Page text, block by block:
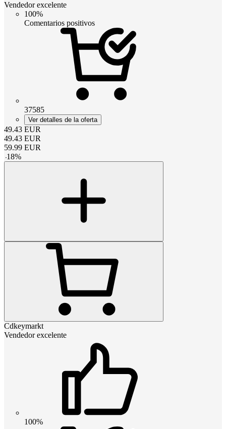
Vendedor excelente
100%
Comentarios positivos
37585
Ver detalles de la oferta
49.43 EUR
49.43 EUR
59.99 EUR
-18%
Cdkeymarkt
Vendedor excelente
100%